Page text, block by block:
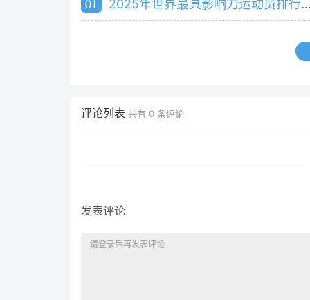
2025年世界最具影响力运动员排行榜（知名体育明星排行）
评论列表 共有 0 条评论
发表评论